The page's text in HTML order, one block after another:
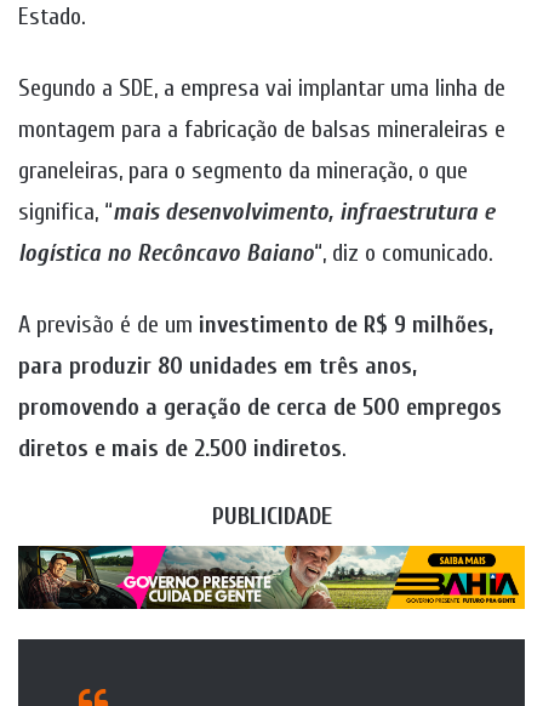
Estado.
Segundo a SDE, a empresa vai implantar uma linha de
montagem para a fabricação de balsas mineraleiras e
graneleiras, para o segmento da mineração, o que
significa, “mais desenvolvimento, infraestrutura e
logística no Recôncavo Baiano“, diz o comunicado.
A previsão é de um investimento de R$ 9 milhões,
para produzir 80 unidades em três anos,
promovendo a geração de cerca de 500 empregos
diretos e mais de 2.500 indiretos.
PUBLICIDADE